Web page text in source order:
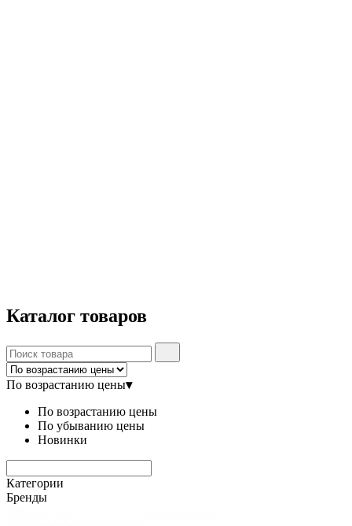
Каталог товаров
По возрастанию цены▾
По возрастанию цены
По убыванию цены
Новинки
Категории
Бренды